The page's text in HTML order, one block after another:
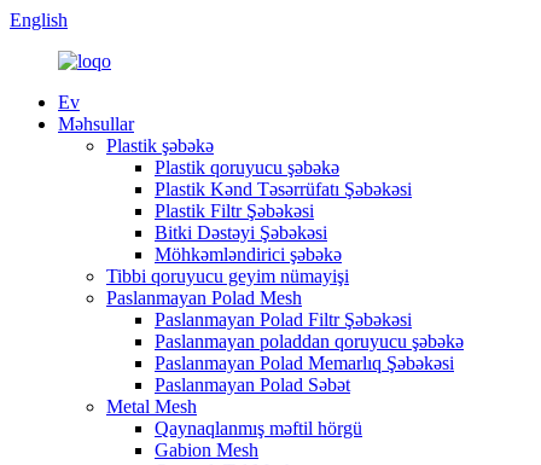
English
Ev
Məhsullar
Plastik şəbəkə
Plastik qoruyucu şəbəkə
Plastik Kənd Təsərrüfatı Şəbəkəsi
Plastik Filtr Şəbəkəsi
Bitki Dəstəyi Şəbəkəsi
Möhkəmləndirici şəbəkə
Tibbi qoruyucu geyim nümayişi
Paslanmayan Polad Mesh
Paslanmayan Polad Filtr Şəbəkəsi
Paslanmayan poladdan qoruyucu şəbəkə
Paslanmayan Polad Memarlıq Şəbəkəsi
Paslanmayan Polad Səbət
Metal Mesh
Qaynaqlanmış məftil hörgü
Gabion Mesh